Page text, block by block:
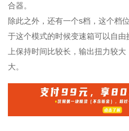
合器。
除此之外，还有一个s档，这个档
于这个模式的时候变速箱可以自
上保持时间比较长，输出扭力较
大。